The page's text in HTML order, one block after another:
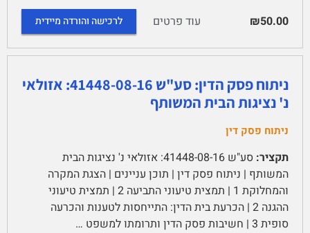
₪50.00
עוד פרטים לרכישה והורדה מיידית
ניתוח פסק הדין: סע"ש 41448-08-16: אזולאי
נ' נציגות הבית המשותף
ניתוח פסק דין
תקציר:
סע"ש 41448-08-16: אזולאי נ' נציגות הבית
המשותף | ניתוח פסק דין | תוכן עניינים | הצגת המקרה
והמחלוקת 1 | תמצית טיעוני התביעה 2 | תמצית טיעוני
ההגנה 2 | הכרעת בית הדין: התייחסות לטענות והכרעה
סופית 3 | חשיבות פסק הדין ותרומתו למשפט …